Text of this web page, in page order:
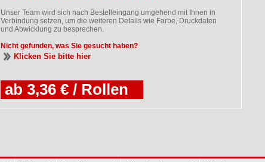
Unser Team wird sich nach Bestelleingang umgehend mit Ihnen in
Verbindung setzen, um die weiteren Details wie Farbe, Druckdaten
und Abwicklung zu besprechen.
Nicht gefunden, was Sie gesucht haben?
Klicken Sie bitte hier
ab 3,36 € / Rollen